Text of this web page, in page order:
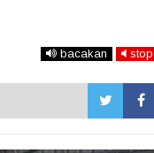
bacakan stop